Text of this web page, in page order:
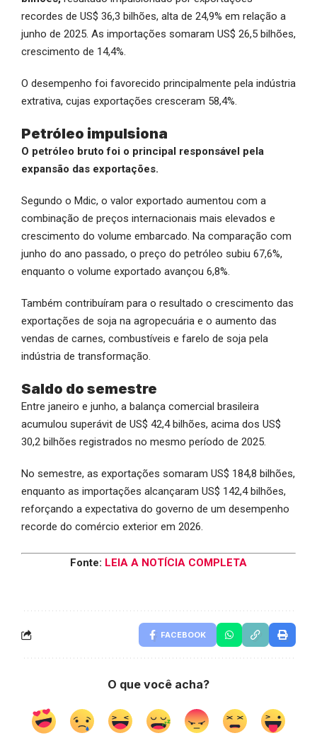
recordes de US$ 36,3 bilhões, alta de 24,9% em relação a
junho de 2025. As importações somaram US$ 26,5 bilhões,
crescimento de 14,4%.
O desempenho foi favorecido principalmente pela indústria
extrativa, cujas exportações cresceram 58,4%.
Petróleo impulsiona
O petróleo bruto foi o principal responsável pela
expansão das exportações.
Segundo o Mdic, o valor exportado aumentou com a
combinação de preços internacionais mais elevados e
crescimento do volume embarcado. Na comparação com
junho do ano passado, o preço do petróleo subiu 67,6%,
enquanto o volume exportado avançou 6,8%.
Também contribuíram para o resultado o crescimento das
exportações de soja na agropecuária e o aumento das
vendas de carnes, combustíveis e farelo de soja pela
indústria de transformação.
Saldo do semestre
Entre janeiro e junho, a balança comercial brasileira
acumulou superávit de US$ 42,4 bilhões, acima dos US$
30,2 bilhões registrados no mesmo período de 2025.
No semestre, as exportações somaram US$ 184,8 bilhões,
enquanto as importações alcançaram US$ 142,4 bilhões,
reforçando a expectativa do governo de um desempenho
recorde do comércio exterior em 2026.
Fonte: LEIA A NOTÍCIA COMPLETA
FACEBOOK
O que você acha?